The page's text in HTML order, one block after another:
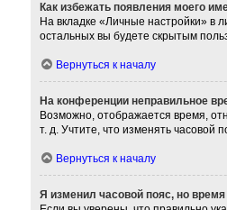
Как избежать появления моего
На вкладке «Личные настройки» в
остальных вы будете скрытым
Вернуться к началу
На конференции неправильное
Возможно, отображается время,
т. д. Учтите, что изменять часовой
Вернуться к началу
Я изменил часовой пояс, но